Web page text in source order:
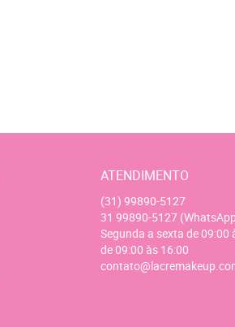
ATENDIMENTO
(31) 99890-5127
31 99890-5127
Segunda a sexta de 09:00
de 09:00 às 16:00